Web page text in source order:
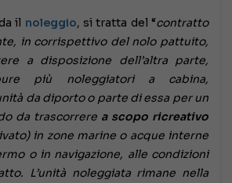
il noleggio, si tratta del “contratto
in corrispettivo del nolo pattuito,
a disposizione dell’altra parte,
più noleggiatori a cabina,
da diporto o parte di essa per un
da trascorrere a scopo ricreativo
in zone marine o acque interne
o in navigazione, alle condizioni
L’unità noleggiata rimane nella